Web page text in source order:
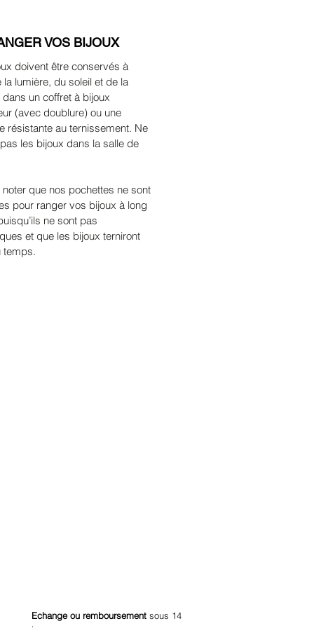
VOS BIJOUX
doivent être conservés à
la lumière, du soleil et de la
dans un coffret à bijoux
(avec doublure) ou une
résistante au ternissement. Ne
les bijoux dans la salle de
noter que nos pochettes ne sont
pour ranger vos bijoux à long
ne sont pas
et que les bijoux terniront
temps.
Echange ou remboursement sous 14